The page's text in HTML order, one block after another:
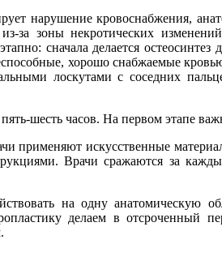
нарушение кровоснабжения,
за зоны некротических
сначала делается остеосинтез
хорошо снабжаемые
лоскутами с соседних
шесть часов. На первом этапе
применяют искусственные
Врачи сражаются за
на одну анатомическую
делаем в отсроченный